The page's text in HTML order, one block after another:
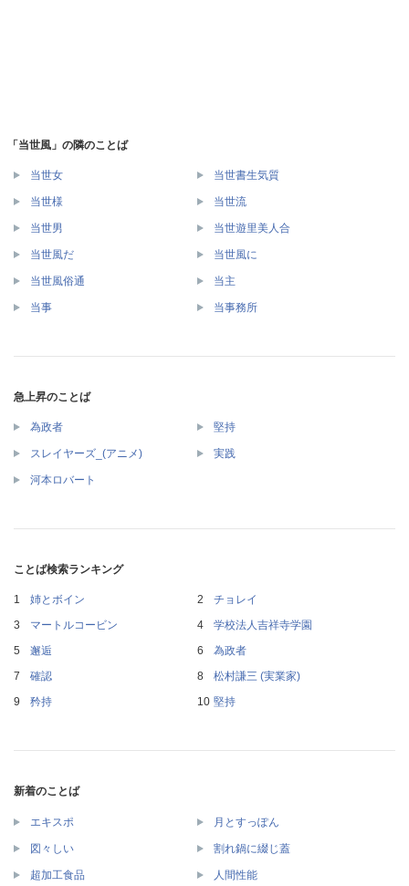
「当世風」の隣のことば
当世女 当世書生気質
当世様 当世流
当世男 当世遊里美人合
当世風だ 当世風に
当世風俗通 当主
当事 当事務所
急上昇のことば
為政者 堅持
スレイヤーズ_(アニメ) 実践
河本ロバート
ことば検索ランキング
姉とボイン
チョレイ
マートルコービン
学校法人吉祥寺学園
邂逅
為政者
確認
松村謙三 (実業家)
矜持
堅持
新着のことば
エキスポ 月とすっぽん
図々しい 割れ鍋に綴じ蓋
超加工食品 人間性能